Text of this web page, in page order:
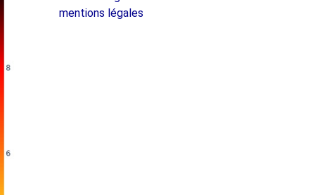
mentions légales